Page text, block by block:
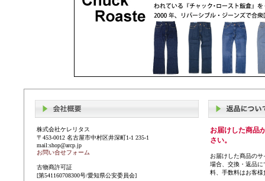
株式会社ケレリタス
〒453-0012 名古屋市中村区井深町1-1 235-1
mail:shop@arcp.jp
お問い合せフォーム
古物商許可証
[第541160708300号/愛知県公安委員会]
お届けした商品
さい。
お届けした商品の
場合、交換・返品
料、手数料はお客